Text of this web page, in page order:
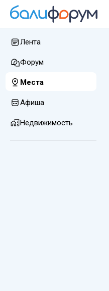
Лента
Форум
Места
Афиша
Недвижимость